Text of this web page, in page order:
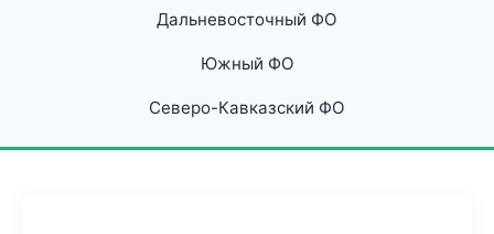
Дальневосточный ФО
Южный ФО
Северо-Кавказский ФО